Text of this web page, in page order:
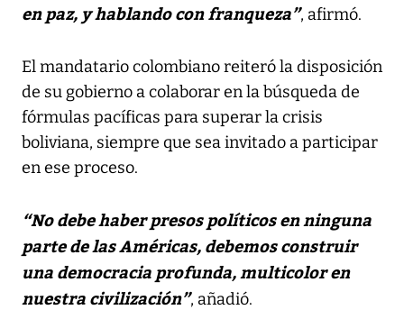
en paz, y hablando con franqueza”, afirmó.
El mandatario colombiano reiteró la disposición
de su gobierno a colaborar en la búsqueda de
fórmulas pacíficas para superar la crisis
boliviana, siempre que sea invitado a participar
en ese proceso.
“No debe haber presos políticos en ninguna
parte de las Américas, debemos construir
una democracia profunda, multicolor en
nuestra civilización”, añadió.